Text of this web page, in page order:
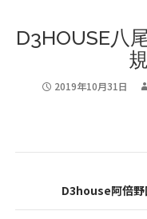
D3HOUSE八
2019年10月31日
D3house阿倍